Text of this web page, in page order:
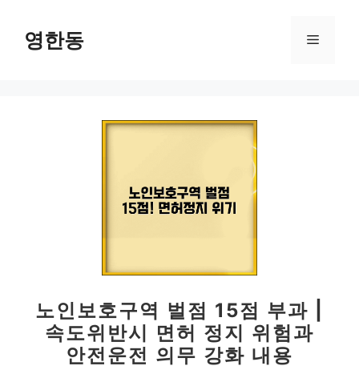
영한동 메
노인보호구역 벌점 15점 부과 |
속도위반시 면허 정지 위험과
안전운전 의무 강화 내용